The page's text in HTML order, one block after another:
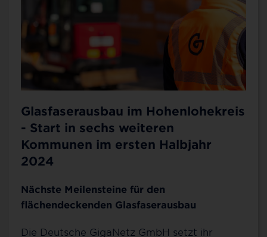
Glasfaserausbau im Hohenlohekreis
- Start in sechs weiteren
Kommunen im ersten Halbjahr
2024
Nächste Meilensteine für den
flächendeckenden Glasfaserausbau
Die Deutsche GigaNetz GmbH setzt ihr